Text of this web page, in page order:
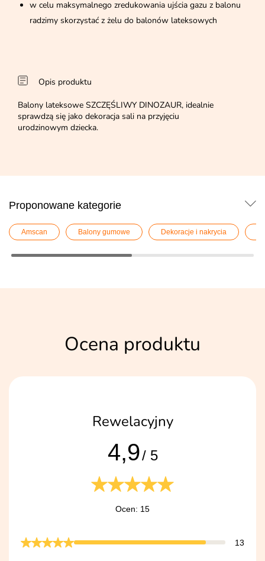
w celu maksymalnego zredukowania ujścia gazu z balonu
radzimy skorzystać z żelu do balonów lateksowych
Opis produktu
Balony lateksowe SZCZĘŚLIWY DINOZAUR, idealnie
sprawdzą się jako dekoracja sali na przyjęciu
urodzinowym dziecka.
Proponowane kategorie
Amscan Balony gumowe Dekoracje i nakrycia
Ocena produktu
Rewelacyjny
4,9/ 5
Ocen: 15
13